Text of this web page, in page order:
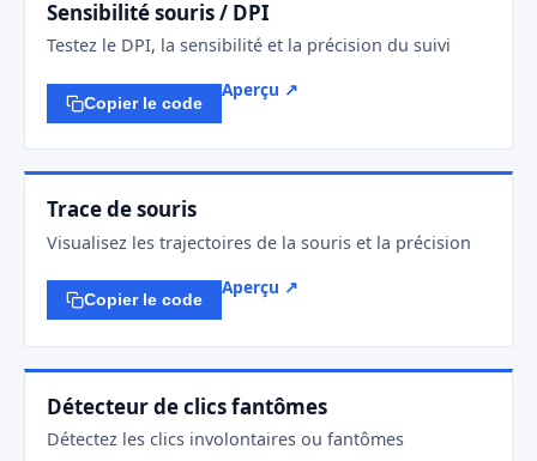
Sensibilité souris / DPI
Testez le DPI, la sensibilité et la précision du suivi
Copier le code
Aperçu ↗
Trace de souris
Visualisez les trajectoires de la souris et la précision
Copier le code
Aperçu ↗
Détecteur de clics fantômes
Détectez les clics involontaires ou fantômes